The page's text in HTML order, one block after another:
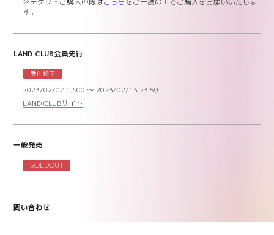
す。
LAND CLUB会員先行
受付終了
2023/02/07 12:00 〜 2023/02/13 23:59
LAND CLUBサイト
一般発売
SOLDOUT
問い合わせ